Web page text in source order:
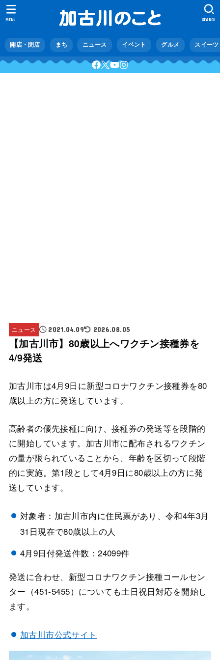
開店・閉店 まち ニュース イベント グルメ スイーツ
SEARCH
MENU
ニュース 2021.04.09 2026.08.05
【加古川市】80歳以上へワクチン接種券を
4/9発送
加古川市は4月9日に新型コロナワクチン接種券を80
歳以上の方に発送しています。
高齢者の優先接種に向け、接種券の発送等を段階的
に開始しています。加古川市に配布されるワクチン
の量が限られていることから、年齢を区切って段階
的に実施。第1段として4月9日に80歳以上の方に発
送しています。
対象者：加古川市内に住民票があり、令和4年3月
31日現在で80歳以上の人
4月9日付発送件数：24099件
発送に合わせ、新型コロナワクチン接種コールセン
ター（451-5455）についても土日祝日対応を開始し
ます。
加古川市公式サイト